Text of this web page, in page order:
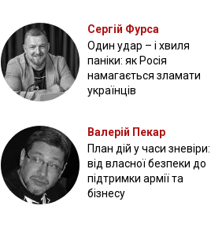
Сергій Фурса
Один удар – і хвиля
паніки: як Росія
намагається зламати
українців
Валерій Пекар
План дій у часи зневіри:
від власної безпеки до
підтримки армії та
бізнесу